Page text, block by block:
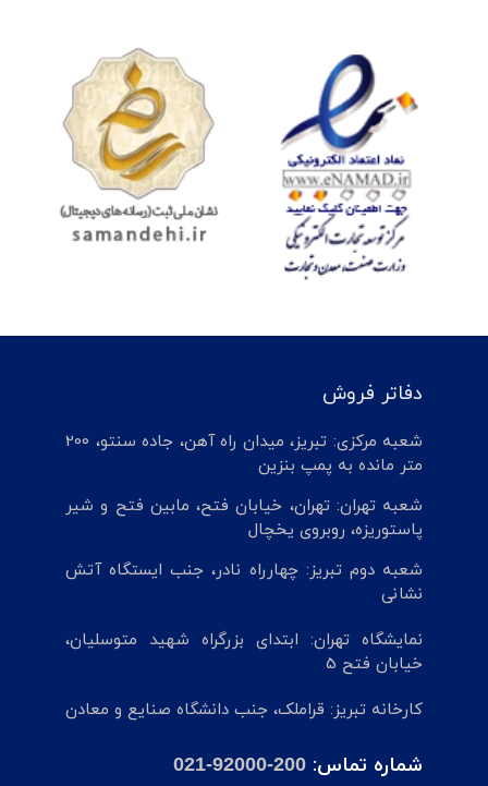
دفاتر فروش
شعبه مرکزی: تبریز، میدان راه آهن، جاده سنتو، 200
متر مانده به پمپ بنزین
شعبه تهران: تهران، خیابان فتح، مابین فتح و شیر
پاستوریزه، روبروی یخچال
شعبه دوم تبریز: چهارراه نادر، جنب ایستگاه آتش
نشانی
نمایشگاه تهران: ابتدای بزرگراه شهید متوسلیان،
خیابان فتح 5
کارخانه تبریز: قراملک، جنب دانشگاه صنایع و معادن
شماره تماس: 021-92000-200